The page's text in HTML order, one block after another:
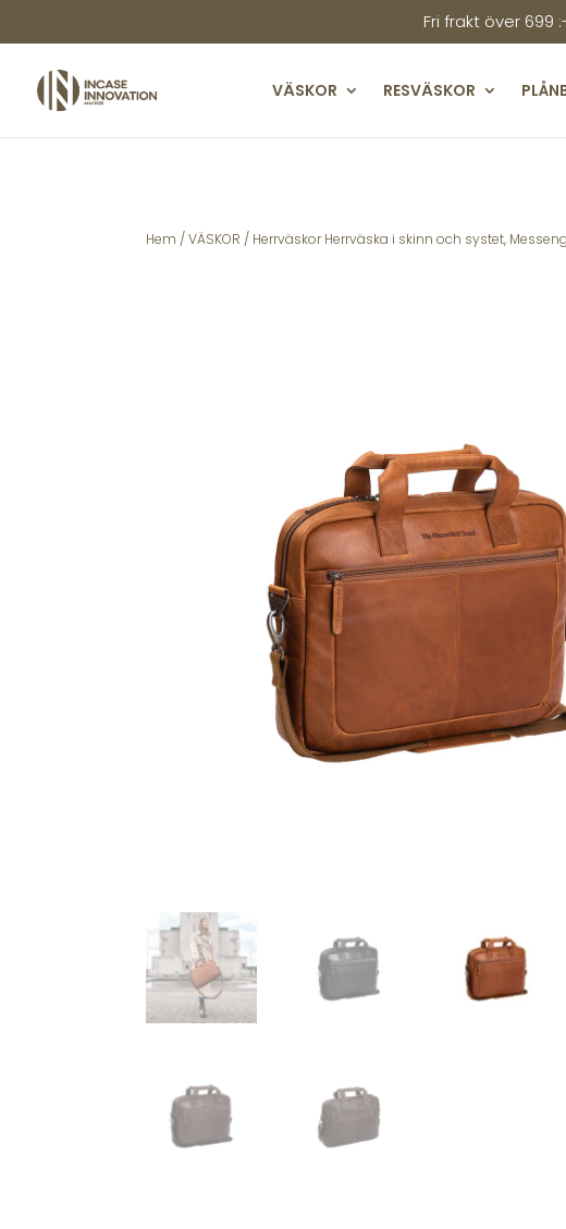
Fri frakt över 699
VÄSKOR RESVÄSKOR
Hem /VÄSKOR / Herrväskor Herrväska i skinn och systet,